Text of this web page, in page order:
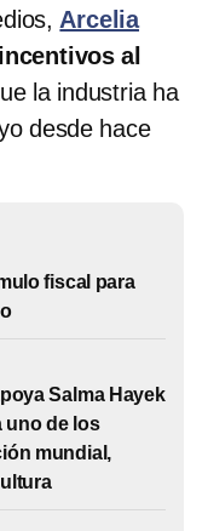
Arcelia
al
la industria ha
desde hace
fiscal para
Salma Hayek
uno de los
mundial,